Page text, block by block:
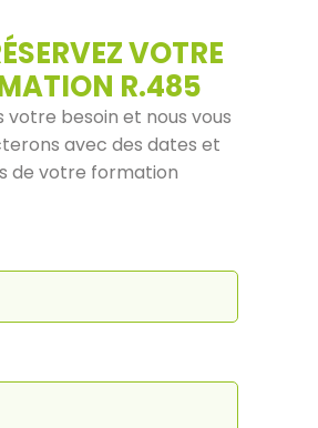
VOTRE
R.485
votre besoin et nous vous
avec des dates et
de votre formation